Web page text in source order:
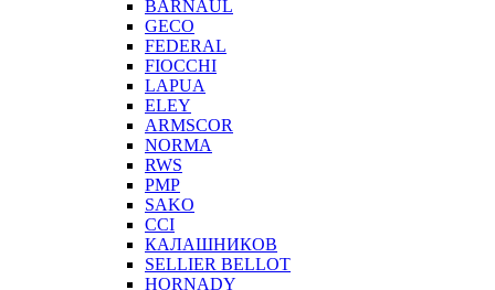
BARNAUL
GEСO
FEDERAL
FIOCCHI
LAPUA
ELEY
ARMSCOR
NORMA
RWS
PMP
SAKO
CCI
КАЛАШНИКОВ
SELLIER BELLOT
HORNADY